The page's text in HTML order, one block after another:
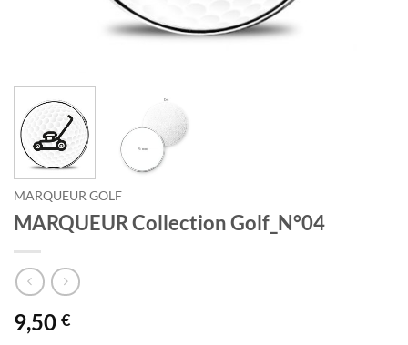
MARQUEUR GOLF
MARQUEUR Collection Golf_N°04
9,50 €